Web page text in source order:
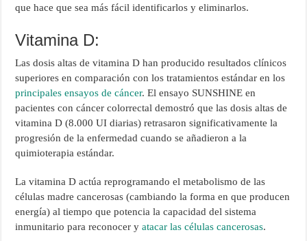
que hace que sea más fácil identificarlos y eliminarlos.
Vitamina D:
Las dosis altas de vitamina D han producido resultados clínicos
superiores en comparación con los tratamientos estándar en los
principales ensayos de cáncer. El ensayo SUNSHINE en
pacientes con cáncer colorrectal demostró que las dosis altas de
vitamina D (8.000 UI diarias) retrasaron significativamente la
progresión de la enfermedad cuando se añadieron a la
quimioterapia estándar.
La vitamina D actúa reprogramando el metabolismo de las
células madre cancerosas (cambiando la forma en que producen
energía) al tiempo que potencia la capacidad del sistema
inmunitario para reconocer yatacar las células cancerosas.